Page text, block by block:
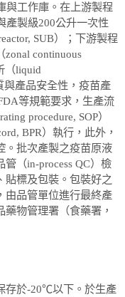
與工作庫。在上游製程
產製級200公升一次性
SUB）；下游製程
continuous
（liquid
與產品安全性，疫苗產
等規範要求，生產流
procedure, SOP）
BPR）執行，此外，
。批次產製之疫苗原液
（in-process QC）檢
貼標及包裝。包裝好之
由品管單位進行最終產
物管理署（食藥署，
存於-20℃以下。於生產